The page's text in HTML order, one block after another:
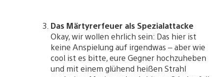
Das Märtyrerfeuer als Spezialattacke
Okay, wir wollen ehrlich sein: Das hier ist
keine Anspielung auf irgendwas – aber wie
cool ist es bitte, eure Gegner hochzuheben
und mit einem glühend heißen Strahl